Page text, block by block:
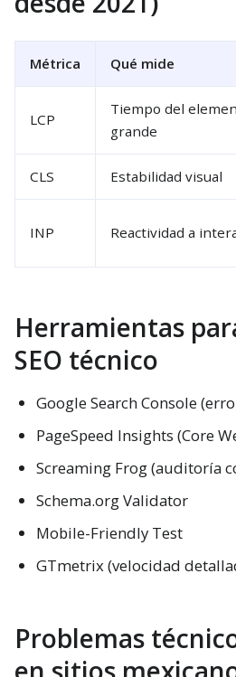
Métrica Qué mide
LCP
Tiempo del
grande
CLS Estabilidad visual
INP Reactividad a
Herramientas
SEO técnico
Google Search Console
PageSpeed Insights (Core
Screaming Frog (auditoría
Schema.org Validator
Mobile-Friendly Test
GTmetrix (velocidad
Problemas